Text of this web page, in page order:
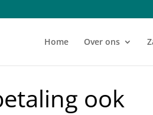
Home Over ons
ook